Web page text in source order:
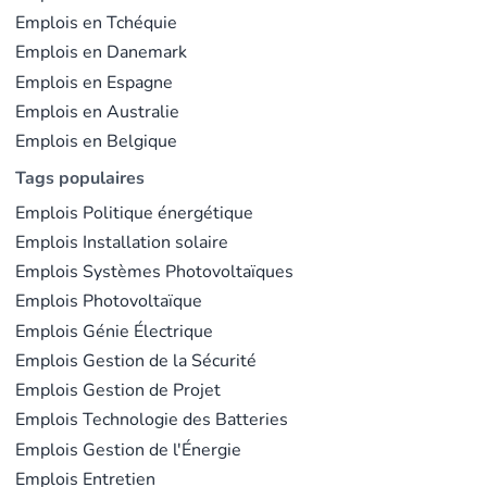
Berlin, Hambourg, Dresde, Munich et Wildpoldsried
apparaissent tous dans le top 10. Le reste se répartit
entre Madrid, Glasgow (autour de Scottish Power), les
Pays-Bas (Enexis) et les centres de services partagés
délocalisés à Chennai.
prime
Pour les consultants SAP en CDI en Allemagne, la
fourchette se tient autour de 65 000 - 95 000 € par
an, montant à 100 000 - 135 000 € pour les
architectes seniors S/4HANA avec BTP et intégration
cloud au CV. Les TJM freelance se situent entre 800 et
1 600 € pour les profils mid et senior. En France,
salaire d’un consultant SAP
Emplois en Tchéquie
Emplois en Danemark
Emplois en Espagne
Emplois en Australie
Emplois en Belgique
Tags populaires
Emplois Politique énergétique
Emplois Installation solaire
Emplois Systèmes Photovoltaïques
Emplois Photovoltaïque
Emplois Génie Électrique
Emplois Gestion de la Sécurité
Emplois Gestion de Projet
Emplois Technologie des Batteries
Emplois Gestion de l'Énergie
Emplois Entretien